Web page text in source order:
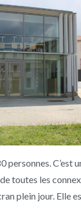
personnes. C’est
toutes les
plein jour. Elle